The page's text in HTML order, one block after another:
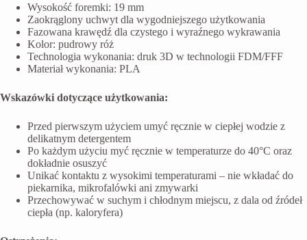
Wysokość foremki: 19 mm
Zaokrąglony uchwyt dla wygodniejszego użytkowania
Fazowana krawędź dla czystego i wyraźnego wykrawania
Kolor: pudrowy róż
Technologia wykonania: druk 3D w technologii FDM/FFF
Materiał wykonania: PLA
Wskazówki dotyczące użytkowania:
Przed pierwszym użyciem umyć ręcznie w ciepłej wodzie z
delikatnym detergentem
Po każdym użyciu myć ręcznie w temperaturze do 40°C oraz
dokładnie osuszyć
Unikać kontaktu z wysokimi temperaturami – nie wkładać do
piekarnika, mikrofalówki ani zmywarki
Przechowywać w suchym i chłodnym miejscu, z dala od źródeł
ciepła (np. kaloryfera)